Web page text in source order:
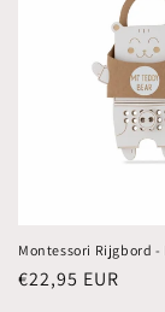
Montessori Rijgbord -
Normale
€22,95 EUR